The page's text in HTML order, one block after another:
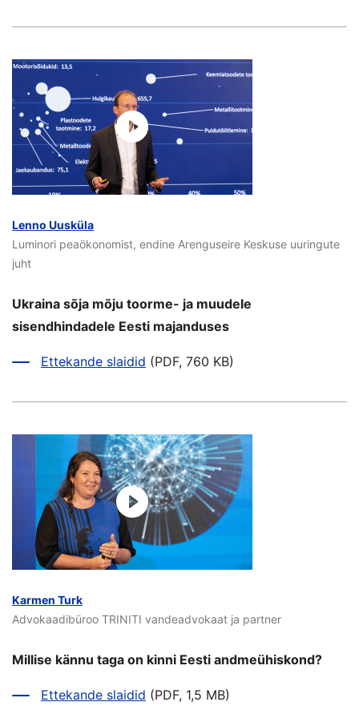
Lenno Uusküla
Luminori peaökonomist, endine Arenguseire Keskuse uuringute
juht
Ukraina sõja mõju toorme- ja muudele
sisendhindadele Eesti majanduses
Ettekande slaidid (PDF, 760 KB)
Karmen Turk
Advokaadibüroo TRINITI vandeadvokaat ja partner
Millise kännu taga on kinni Eesti andmeühiskond?
Ettekande slaidid (PDF, 1,5 MB)